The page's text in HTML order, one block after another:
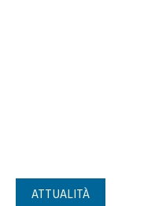
ATTUALITÀ